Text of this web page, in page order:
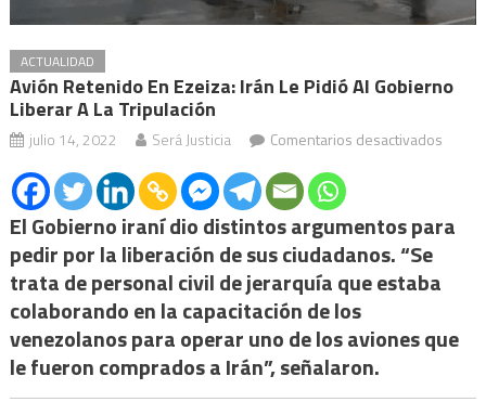
ACTUALIDAD
Avión Retenido En Ezeiza: Irán Le Pidió Al Gobierno
Liberar A La Tripulación
julio 14, 2022 Será Justicia Comentarios desactivadosen
en
al
ElGobierno iraní dio distintos argumentos para
pedir por la liberación de sus ciudadanos. “Se
trata de personal civil de jerarquía que estaba
colaborando en la capacitación de los
venezolanos para operar uno de los aviones que
le fueron comprados a Irán”, señalaron.